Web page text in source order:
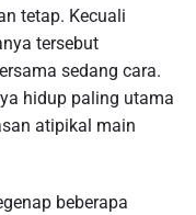
tetap. Kecuali
tersebut
sedang cara.
hidup paling utama
atipikal main
beberapa